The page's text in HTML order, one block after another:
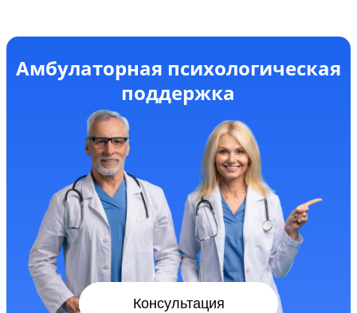
Амбулаторная психологическая
поддержка
Консультация